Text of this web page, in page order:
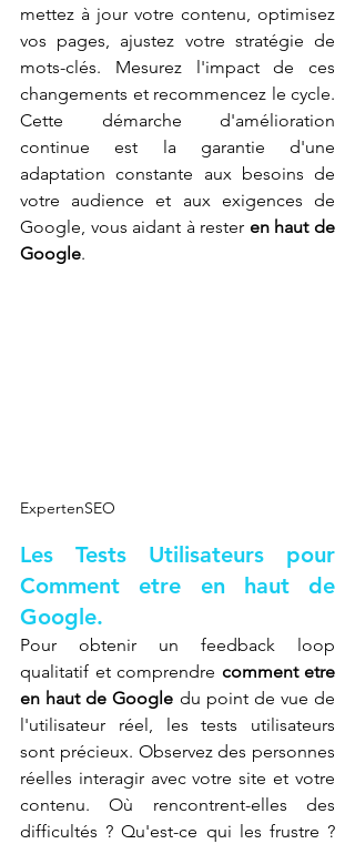
mettez à jour votre contenu, optimisez
vos pages, ajustez votre stratégie de
mots-clés. Mesurez l'impact de ces
changements et recommencez le cycle.
Cette démarche d'amélioration
continue est la garantie d'une
adaptation constante aux besoins de
votre audience et aux exigences de
Google, vous aidant à rester en haut de
Google.
ExpertenSEO
Les Tests Utilisateurs pour
Comment etre en haut de
Google.
Pour obtenir un feedback loop
qualitatif et comprendre comment etre
en haut de Google du point de vue de
l'utilisateur réel, les tests utilisateurs
sont précieux. Observez des personnes
réelles interagir avec votre site et votre
contenu. Où rencontrent-elles des
difficultés ? Qu'est-ce qui les frustre ?